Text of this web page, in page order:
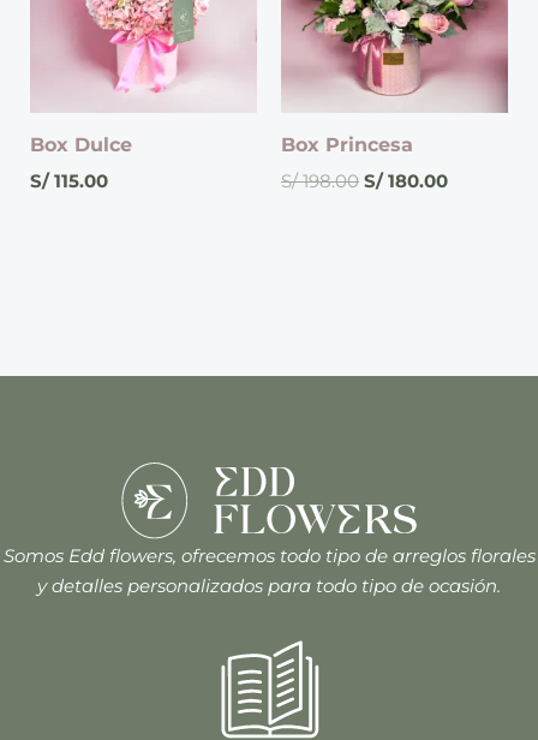
Box Dulce
S/115.00
Box Princesa
S/198.00 S/180.00
Somos Edd flowers, ofrecemos todo tipo de arreglos florales
y detalles personalizados para todo tipo de ocasión.